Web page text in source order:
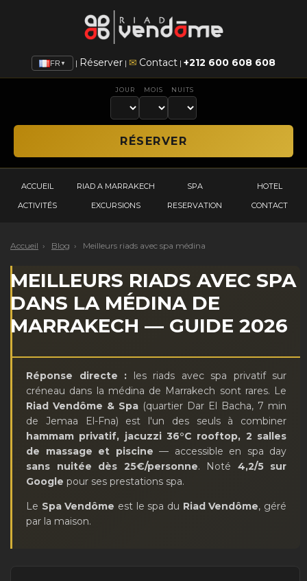
FR ▼ | Réserver | ✉ Contact | +212 600 608 608
JOUR MOIS NUITS
ACCUEIL RIAD A MARRAKECH SPA
HOTEL
ACTIVITÉS
EXCURSIONS RESERVATION CONTACT
Accueil › Blog › Meilleurs riads avec spa médina
MEILLEURS RIADS AVEC SPA
DANS LA MÉDINA DE
MARRAKECH — GUIDE 2026
Réponse directe : les riads avec spa privatif sur
créneau dans la médina de Marrakech sont rares. Le
Riad Vendôme & Spa (quartier Dar El Bacha, 7 min
de Jemaa El-Fna) est l'un des seuls à combiner
hammam privatif, jacuzzi 36°C rooftop, 2 salles
de massage et piscine — accessible en spa day
sans nuitée dès 25€/personne. Noté 4,2/5 sur
Google pour ses prestations spa.
Le Spa Vendôme est le spa du Riad Vendôme, géré
par la maison.